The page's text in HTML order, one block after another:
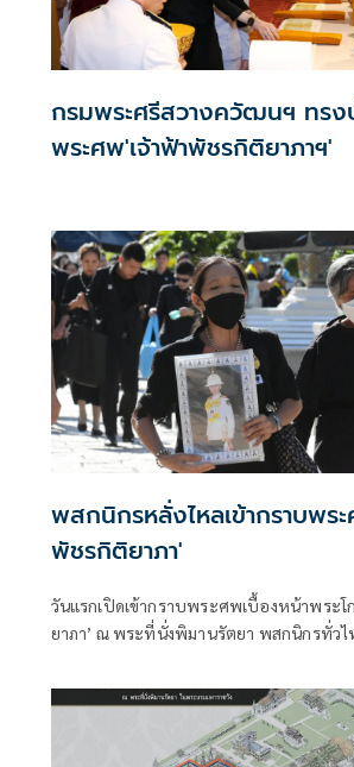
กรมพระศรีสวางควัฒนฯ ทร
พระศพ'เจ้าฟ้าพัชรกิติยาภาฯ'
พสกนิกรหลั่งไหลเข้ากราบพร
พัชรกิติยาภา'
วันแรกเปิดเข้ากราบพระศพเบื้องหน้าพระโ
ยาภา’ ณ พระที่นั่งพิมานรัตยา พสกนิกรทั่วไ